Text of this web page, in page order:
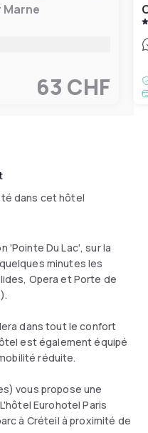
Marne
63 CHF
dans cet hôtel
'Pointe Du Lac', sur la
minutes les
Opera et Porte de
dans tout le confort
est également équipé
réduite.
vous propose une
Eurohotel Paris
à Créteil à proximité de